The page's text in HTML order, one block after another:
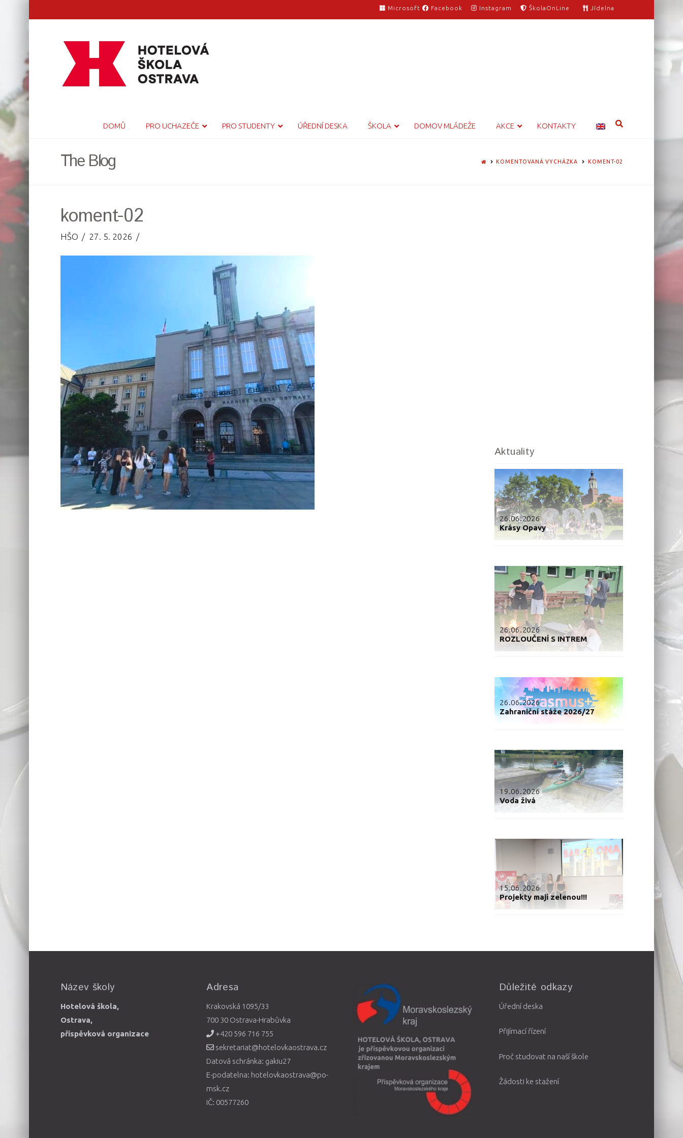
Microsoft Facebook Instagram ŠkolaOnLine Jídelna
DOMŮ PRO UCHAZEČE PRO STUDENTY ÚŘEDNÍ DESKA ŠKOLA DOMOV MLÁDEŽE AKCE KONTAKTY
The Blog HOMEKOMENTOVANÁ VYCHÁZKA KOMENT-02
koment-02
HŠO 27. 5. 2026
Aktuality
26.06.2026
Krásy Opavy
26.06.2026
ROZLOUČENÍ S INTREM
26.06.2026
Zahraniční stáže 2026/27
19.06.2026
Voda živá
15.06.2026
Projekty mají zelenou!!!
Název školy
Hotelová škola,
Ostrava,
příspěvková organizace
Adresa
Krakovská 1095/33
700 30 Ostrava-Hrabůvka
+420 596 716 755
sekretariat@hotelovkaostrava.cz
Datová schránka: gakiu27
E-podatelna: hotelovkaostrava@po-
msk.cz
IČ: 00577260
Důležité odkazy
Úřední deska
Přijímací řízení
Proč studovat na naší škole
Žádosti ke stažení